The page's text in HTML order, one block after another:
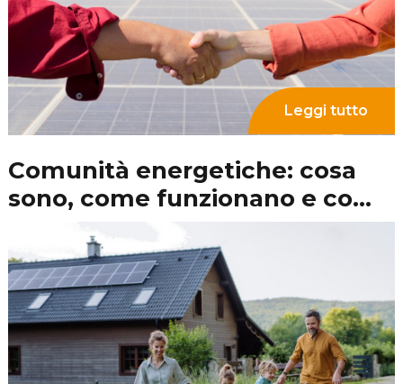
Officina Elettrica e
fotovoltaico: cosa significa e
quali sono gli adempimenti
burocratici